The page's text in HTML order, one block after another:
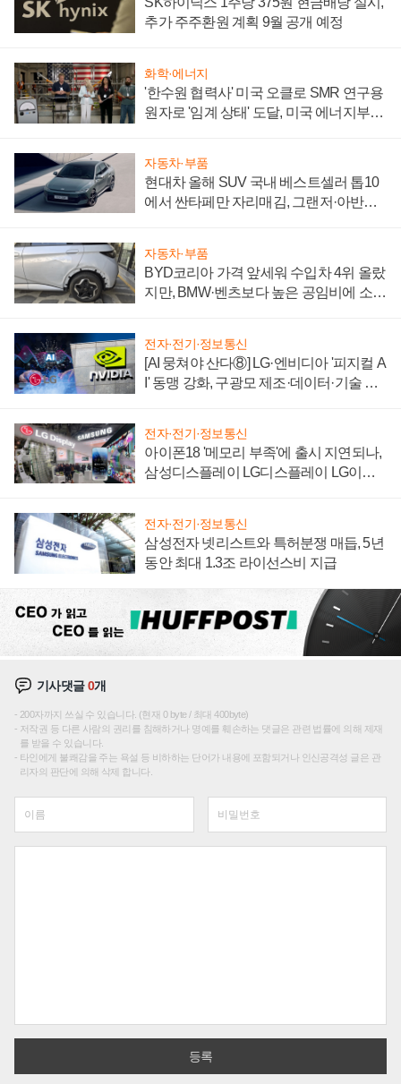
추가 주주환원 계획 9월 공개 예정
화학·에너지
'한수원 협력사' 미국 오클로 SMR 연구용
원자로 '임계 상태' 도달, 미국 에너지부
자동차·부품
현대차 올해 SUV 국내 베스트셀러 톱10
에서 싼타페만 자리매김, 그랜저·아반떼
자동차·부품
BYD코리아 가격 앞세워 수입차 4위 올랐
지만, BMW·벤츠보다 높은 공임비에 소비
전자·전기·정보통신
[AI 뭉쳐야 산다⑧] LG·엔비디아 '피지컬 A
I' 동맹 강화, 구광모 제조·데이터·기술 결
전자·전기·정보통신
아이폰18 '메모리 부족'에 출시 지연되나,
삼성디스플레이 LG디스플레이 LG이노
전자·전기·정보통신
삼성전자 넷리스트와 특허분쟁 매듭, 5년
동안 최대 1.3조 라이선스비 지급
기사댓글0개
200자까지 쓰실 수 있습니다. (현재 0 byte / 최대 400byte)
저작권 등 다른 사람의 권리를 침해하거나 명예를 훼손하는 댓글은 관련 법률에 의해 제재
를 받을 수 있습니다.
타인에게 불쾌감을 주는 욕설 등 비하하는 단어가 내용에 포함되거나 인신공격성 글은 관
리자의 판단에 의해 삭제 합니다.